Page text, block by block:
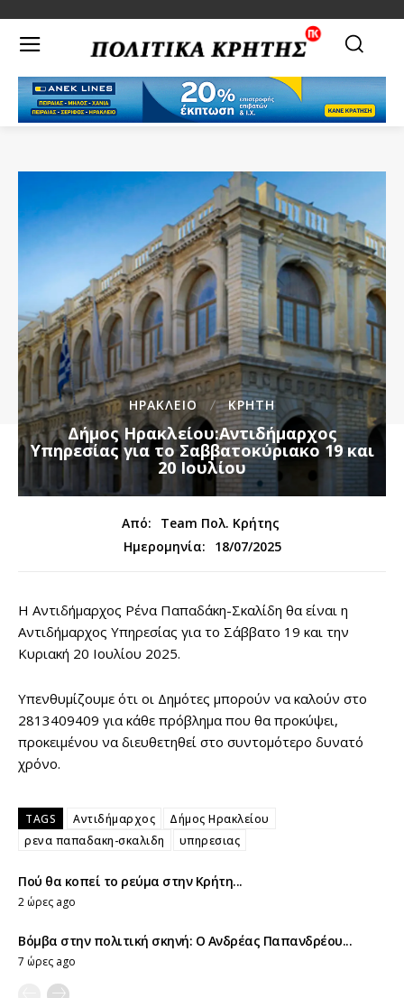
ΗΡΑΚΛΕΙΟ ΚΡΗΤΗ
Δήμος Ηρακλείου:Αντιδήμαρχος
Υπηρεσίας για το Σαββατοκύριακο 19 και
20 Ιουλίου
Από:
Team Πολ. Κρήτης
Ημερομηνία:
18/07/2025
Η Αντιδήμαρχος Ρένα Παπαδάκη-Σκαλίδη θα είναι η
Αντιδήμαρχος Υπηρεσίας για το Σάββατο 19 και την
Κυριακή 20 Ιουλίου 2025.
Υπενθυμίζουμε ότι οι Δημότες μπορούν να καλούν στο
2813409409 για κάθε πρόβλημα που θα προκύψει,
προκειμένου να διευθετηθεί στο συντομότερο δυνατό
χρόνο.
TAGS Αντιδήμαρχος
Δήμος Ηρακλείου
ρενα παπαδακη-σκαλιδη
υπηρεσιας
Πού θα κοπεί το ρεύμα στην Κρήτη...
2 ώρες ago
Βόμβα στην πολιτική σκηνή: Ο Ανδρέας Παπανδρέου...
7 ώρες ago